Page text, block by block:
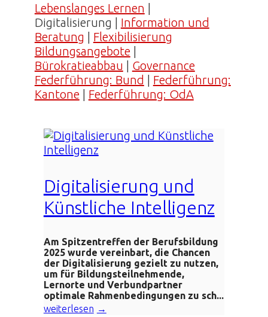
Lebenslanges Lernen
Digitalisierung | Information und
Beratung
Flexibilisierung
Bildungsangebote
Bürokratieabbau
Governance
Federführung: Bund
Federführung:
Kantone
Federführung: OdA
Digitalisierung und
Künstliche Intelligenz
Am Spitzentreffen der Berufsbildung
2025 wurde vereinbart, die Chancen
der Digitalisierung gezielt zu nutzen,
um für Bildungsteilnehmende,
Lernorte und Verbundpartner
optimale Rahmenbedingungen zu sch...
weiterlesen